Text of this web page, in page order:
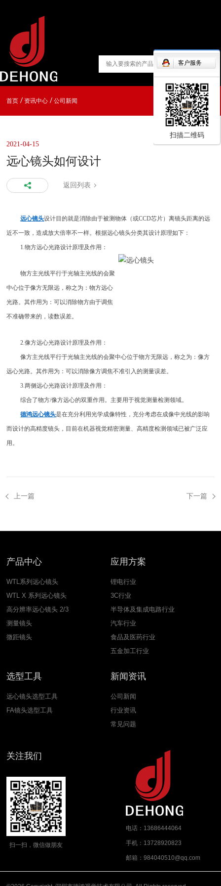
首页 资讯中心 公司新闻
2021-04-15
远心镜头如何设计
返回列表
远心镜头设计目的就是消除由于被测物体（或CCD芯片）离镜头距离的远
近不一致，造成放大倍率不一样。根据远心镜头分类其设计原理如下：
1.物方远心光路设计原理及作用：
物方主光线平行于光轴主光线的会聚
中心位于像方无限远，称之为：物方远心
光路。其作用为：可以消除物方由于调焦
不准确带来的，读数误差。
2.像方远心光路设计原理及作用：
像方主光线平行于光轴主光线的会聚中心位于物方无限远，称之为：像方
远心光路。其作用为：可以消除像方调焦不准引入的测量误差。
3.两侧远心光路设计原理及作用：
综合了物方/像方远心的双重作用。主要用于视觉测量检测领域。
德鸿远心镜头是在充分利用光学成像特性，充分考虑在成像中光线的影响
而设计的高精度镜头，目前在机器视觉精密测量、高精度检测领域已被广泛应
用。
上一篇 下一篇
客户服务
扫描二维码
产品中心
WTL系列远心镜头
WTL X 系列远心镜头
高分辨率远心镜头 2/3
测量镜头
微距镜头
应用方案
锂电行业
3C行业
半导体及集成电路行业
汽车行业
食品及医药行业
五金加工行业
选型工具
远心镜头选型工具
FA镜头选型工具
新闻资讯
公司新闻
行业资讯
常见问题
关注我们
扫一扫，微信做朋友
电话：13686444064
手机：13728920823
邮箱：984040510@qq.com